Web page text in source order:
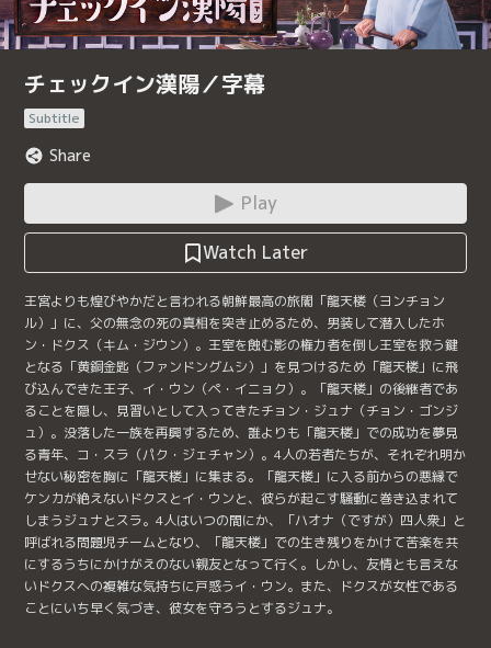
チェックイン漢陽／字幕
Subtitle
Share
Play
Watch Later
王宮よりも煌びやかだと言われる朝鮮最高の旅閣「龍天楼（ヨンチョン
ル）」に、父の無念の死の真相を突き止めるため、男装して潜入したホ
ン・ドクス（キム・ジウン）。王室を蝕む影の権力者を倒し王室を救う鍵
となる「黄銅金匙（ファンドングムシ）」を見つけるため「龍天楼」に飛
び込んできた王子、イ・ウン（ペ・イニョク）。「龍天楼」の後継者であ
ることを隠し、見習いとして入ってきたチョン・ジュナ（チョン・ゴンジ
ュ）。没落した一族を再興するため、誰よりも「龍天楼」での成功を夢見
る青年、コ・スラ（パク・ジェチャン）。4人の若者たちが、それぞれ明か
せない秘密を胸に「龍天楼」に集まる。「龍天楼」に入る前からの悪縁で
ケンカが絶えないドクスとイ・ウンと、彼らが起こす騒動に巻き込まれて
しまうジュナとスラ。4人はいつの間にか、「ハオナ（ですが）四人衆」と
呼ばれる問題児チームとなり、「龍天楼」での生き残りをかけて苦楽を共
にするうちにかけがえのない親友となって行く。しかし、友情とも言えな
いドクスへの複雑な気持ちに戸惑うイ・ウン。また、ドクスが女性である
ことにいち早く気づき、彼女を守ろうとするジュナ。